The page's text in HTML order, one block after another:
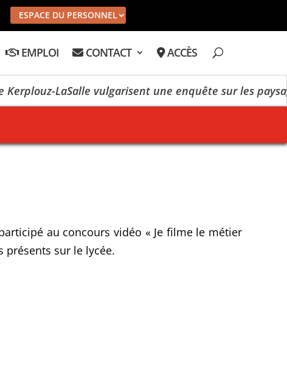
ESPACE DU PERSONNEL
EMPLOI CONTACT ACCÈS
LaSalle vulgarisent une enquête sur les paysages
au concours vidéo « Je filme le métier
présents sur le lycée.